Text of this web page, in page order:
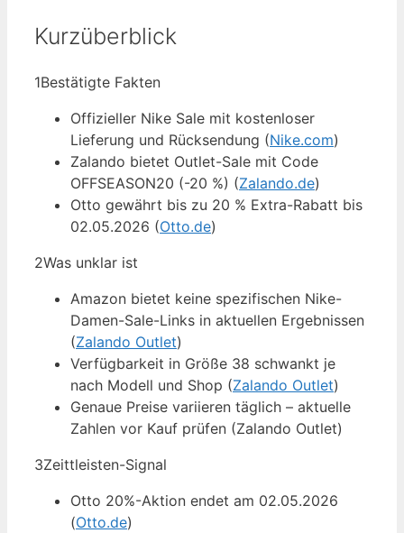
Kurzüberblick
1Bestätigte Fakten
Offizieller Nike Sale mit kostenloser
Lieferung und Rücksendung (Nike.com)
Zalando bietet Outlet-Sale mit Code
OFFSEASON20 (-20 %) (Zalando.de)
Otto gewährt bis zu 20 % Extra-Rabatt bis
02.05.2026 (Otto.de)
2Was unklar ist
Amazon bietet keine spezifischen Nike-
Damen-Sale-Links in aktuellen Ergebnissen
(Zalando Outlet)
Verfügbarkeit in Größe 38 schwankt je
nach Modell und Shop (Zalando Outlet)
Genaue Preise variieren täglich – aktuelle
Zahlen vor Kauf prüfen (Zalando Outlet)
3Zeittleisten-Signal
Otto 20%-Aktion endet am 02.05.2026
(Otto.de)